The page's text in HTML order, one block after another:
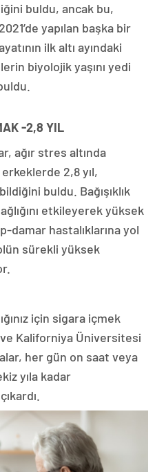
buldu, ancak bu,
yapılan başka bir
ilk altı ayındaki
biyolojik yaşını yedi
-2,8 YIL
ağır stres altında
2,8 yıl,
buldu. Bağışıklık
etkileyerek yüksek
damar hastalıklarına yol
sürekli yüksek
için sigara içmek
Kaliforniya Üniversitesi
her gün on saat veya
yıla kadar